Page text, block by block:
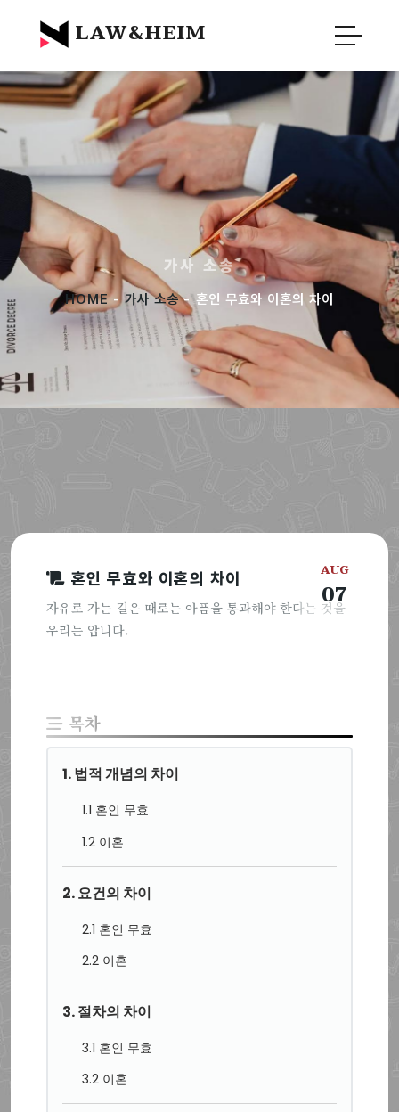
LAW&HEIM
가사 소송
HOME-가사 소송- 혼인 무효와 이혼의 차이
AUG
07
혼인 무효와 이혼의 차이
자유로 가는 길은 때로는 아픔을 통과해야 한다는 것을
우리는 압니다.
목차
1. 법적 개념의 차이
1.1 혼인 무효
1.2 이혼
2. 요건의 차이
2.1 혼인 무효
2.2 이혼
3. 절차의 차이
3.1 혼인 무효
3.2 이혼